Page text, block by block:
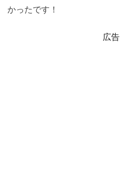
かったです！
広告